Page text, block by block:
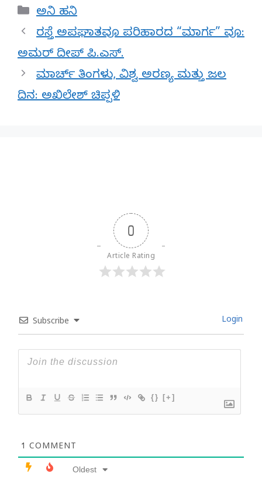
Categories
ಅನಿ ಹನಿ
ರಸ್ತೆ ಅಪಘಾತವೂ ಪರಿಹಾರದ “ಮಾರ್ಗ” ವೂ:
ಅಮರ್ ದೀಪ್ ಪಿ.ಎಸ್.
ಮಾರ್ಚ್ ತಿಂಗಳು, ವಿಶ್ವ ಅರಣ್ಯ ಮತ್ತು ಜಲ
ದಿನ: ಅಖಿಲೇಶ್ ಚಿಪ್ಪಳಿ
0
Article Rating
Subscribe Login
{} [+]
1 COMMENT
Oldest